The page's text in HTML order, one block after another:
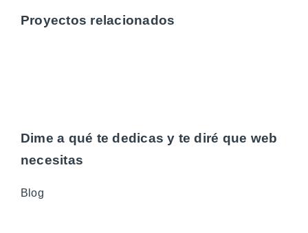
Proyectos relacionados
Dime a qué te dedicas y te diré que web
necesitas
Blog